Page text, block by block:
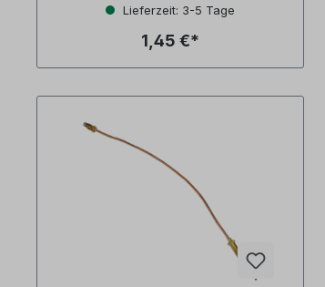
Lieferzeit: 3-5 Tage
1,45 €*